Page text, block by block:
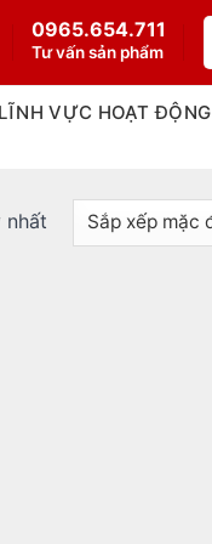
0965.654.711
Tư vấn sản phẩm
LĨNH VỰC HOẠT ĐỘNG
nhất